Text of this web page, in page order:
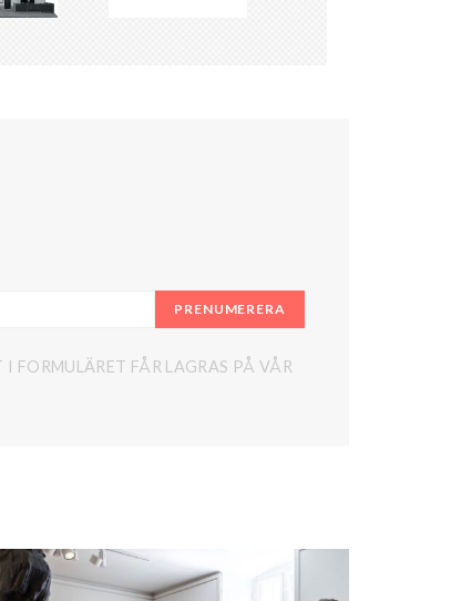
PRENUMERERA
FORMULÄRET FÅR LAGRAS PÅ VÅR